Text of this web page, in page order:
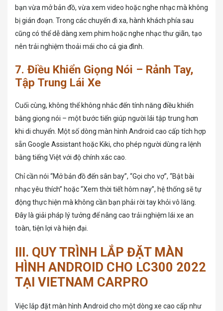
bạn vừa mở bản đồ, vừa xem video hoặc nghe nhạc mà không
bị gián đoạn. Trong các chuyến đi xa, hành khách phía sau
cũng có thể dễ dàng xem phim hoặc nghe nhạc thư giãn, tạo
nên trải nghiệm thoải mái cho cả gia đình.
7. Điều Khiển Giọng Nói – Rảnh Tay,
Tập Trung Lái Xe
Cuối cùng, không thể không nhắc đến tính năng điều khiển
bằng giọng nói – một bước tiến giúp người lái tập trung hơn
khi di chuyển. Một số dòng màn hình Android cao cấp tích hợp
sẵn Google Assistant hoặc Kiki, cho phép người dùng ra lệnh
bằng tiếng Việt với độ chính xác cao.
Chỉ cần nói “Mở bản đồ đến sân bay”, “Gọi cho vợ”, “Bật bài
nhạc yêu thích” hoặc “Xem thời tiết hôm nay”, hệ thống sẽ tự
động thực hiện mà không cần bạn phải rời tay khỏi vô lăng.
Đây là giải pháp lý tưởng để nâng cao trải nghiệm lái xe an
toàn, tiện lợi và hiện đại.
III. QUY TRÌNH LẮP ĐẶT MÀN
HÌNH ANDROID CHO LC300 2022
TẠI VIETNAM CARPRO
Việc lắp đặt màn hình Android cho một dòng xe cao cấp như